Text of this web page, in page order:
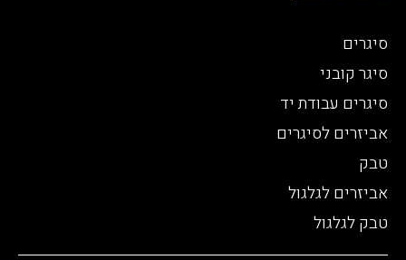
סיגרים
סיגר קובני
סיגרים עבודת יד
אביזרים לסיגרים
טבק
אביזרים לגלגול
טבק לגלגול